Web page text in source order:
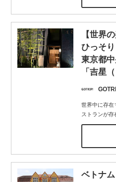
【世界
ひっそ
東京都
「吉星
世界中に存在
ストランが存
ベトナ